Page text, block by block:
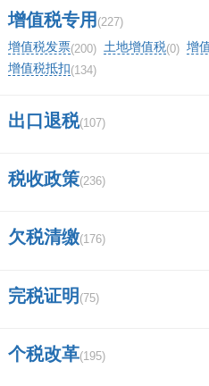
2.2.年度财务报表除了网
分别向国税、地税主管部
质财务报表。
六、国税季度申报财务
就填1-3月发生数，“累计
如二季度，“本月数”就填
使用的报表是个通用的报
增值税专用 (227)
增值税发票(200) 土地增值税(0) 增
增值税抵扣(134)
出口退税(107)
税收政策(236)
欠税清缴(176)
完税证明 (75)
个税改革(195)